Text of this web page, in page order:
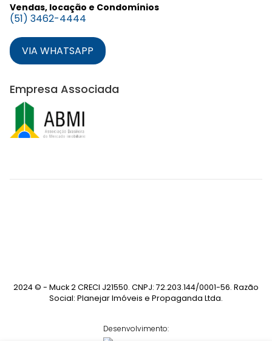
Vendas, locação e Condomínios
(51) 3462-4444
VIA WHATSAPP
Empresa Associada
2024 © - Muck 2 CRECI J21550. CNPJ: 72.203.144/0001-56. Razão
Social: Planejar Imóveis e Propaganda Ltda.
Desenvolvimento: